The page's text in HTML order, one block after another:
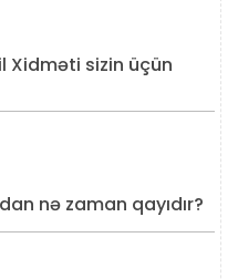
Xidməti sizin üçün
nə zaman qayıdır?